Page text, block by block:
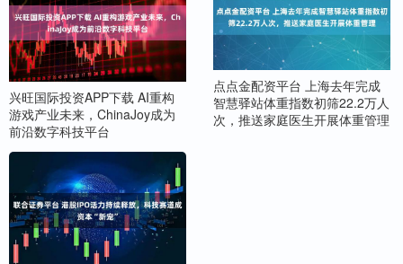
兴旺国际投资APP下载 AI重构
游戏产业未来，ChinaJoy成为
前沿数字科技平台
点点金配资平台 上海去年完成
智慧驿站体重指数初筛22.2万人
次，推送家庭医生开展体重管理